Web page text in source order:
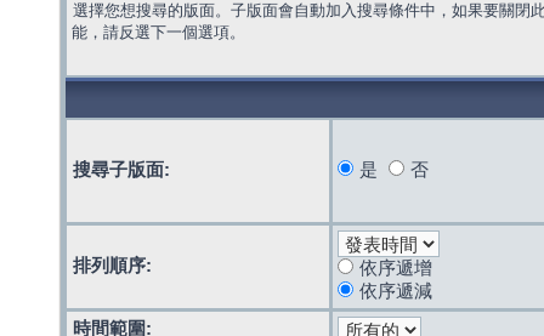
選擇您想搜尋的版面。子版面會自動加入搜尋條件中，如果要關閉
能，請反選下一個選項。
搜尋子版面: 是 否
排列順序:
依序遞增
依序遞減
時間範圍: